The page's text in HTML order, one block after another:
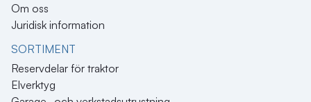
Om oss
Juridisk information
SORTIMENT
Reservdelar för traktor
Elverktyg